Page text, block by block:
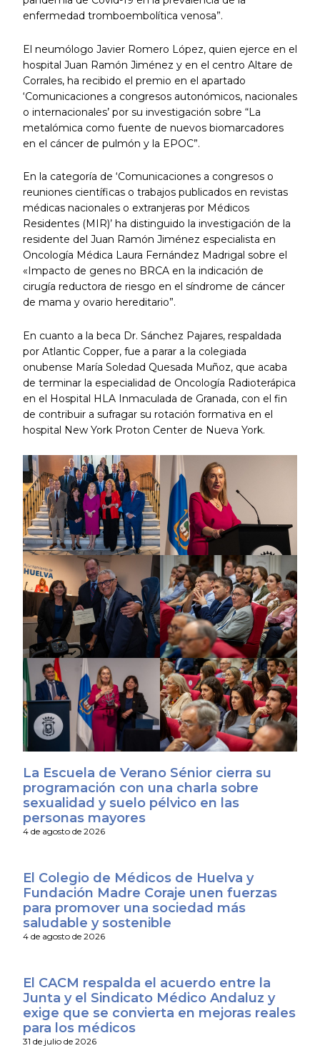
enfermedad tromboembolítica venosa”.
El neumólogo Javier Romero López, quien ejerce en el
hospital Juan Ramón Jiménez y en el centro Altare de
Corrales, ha recibido el premio en el apartado
‘Comunicaciones a congresos autonómicos, nacionales
o internacionales’ por su investigación sobre “La
metalómica como fuente de nuevos biomarcadores
en el cáncer de pulmón y la EPOC”.
En la categoría de ‘Comunicaciones a congresos o
reuniones científicas o trabajos publicados en revistas
médicas nacionales o extranjeras por Médicos
Residentes (MIR)’ ha distinguido la investigación de la
residente del Juan Ramón Jiménez especialista en
Oncología Médica Laura Fernández Madrigal sobre el
«Impacto de genes no BRCA en la indicación de
cirugía reductora de riesgo en el síndrome de cáncer
de mama y ovario hereditario”.
En cuanto a la beca Dr. Sánchez Pajares, respaldada
por Atlantic Copper, fue a parar a la colegiada
onubense María Soledad Quesada Muñoz, que acaba
de terminar la especialidad de Oncología Radioterápica
en el Hospital HLA Inmaculada de Granada, con el fin
de contribuir a sufragar su rotación formativa en el
hospital New York Proton Center de Nueva York.
La Escuela de Verano Sénior cierra su
programación con una charla sobre
sexualidad y suelo pélvico en las
personas mayores
4 de agosto de 2026
El Colegio de Médicos de Huelva y
Fundación Madre Coraje unen fuerzas
para promover una sociedad más
saludable y sostenible
4 de agosto de 2026
El CACM respalda el acuerdo entre la
Junta y el Sindicato Médico Andaluz y
exige que se convierta en mejoras reales
para los médicos
31 de julio de 2026